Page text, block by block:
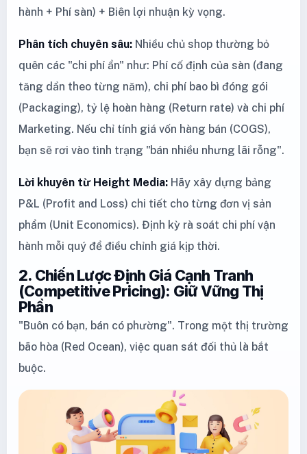
hành + Phí sàn) + Biên lợi nhuận kỳ vọng.
Phân tích chuyên sâu: Nhiều chủ shop thường bỏ
quên các "chi phí ẩn" như: Phí cố định của sàn (đang
tăng dần theo từng năm), chi phí bao bì đóng gói
(Packaging), tỷ lệ hoàn hàng (Return rate) và chi phí
Marketing. Nếu chỉ tính giá vốn hàng bán (COGS),
bạn sẽ rơi vào tình trạng "bán nhiều nhưng lãi rỗng".
Lời khuyên từ Height Media: Hãy xây dựng bảng
P&L (Profit and Loss) chi tiết cho từng đơn vị sản
phẩm (Unit Economics). Định kỳ rà soát chi phí vận
hành mỗi quý để điều chỉnh giá kịp thời.
2. Chiến Lược Định Giá Cạnh Tranh
(Competitive Pricing): Giữ Vững Thị
Phần
"Buôn có bạn, bán có phường". Trong một thị trường
bão hòa (Red Ocean), việc quan sát đối thủ là bắt
buộc.